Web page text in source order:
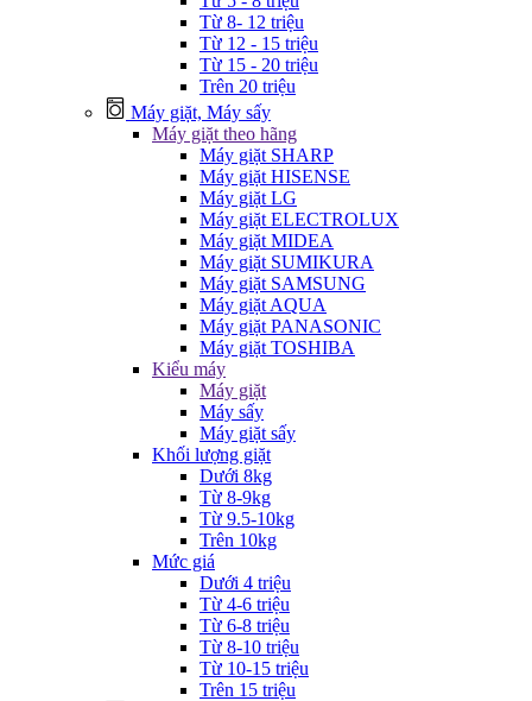
Từ 8- 12 triệu
Từ 12 - 15 triệu
Từ 15 - 20 triệu
Trên 20 triệu
Máy giặt, Máy sấy
Máy giặt theo hãng
Máy giặt SHARP
Máy giặt HISENSE
Máy giặt LG
Máy giặt ELECTROLUX
Máy giặt MIDEA
Máy giặt SUMIKURA
Máy giặt SAMSUNG
Máy giặt AQUA
Máy giặt PANASONIC
Máy giặt TOSHIBA
Kiểu máy
Máy giặt
Máy sấy
Máy giặt sấy
Khối lượng giặt
Dưới 8kg
Từ 8-9kg
Từ 9.5-10kg
Trên 10kg
Mức giá
Dưới 4 triệu
Từ 4-6 triệu
Từ 6-8 triệu
Từ 8-10 triệu
Từ 10-15 triệu
Trên 15 triệu